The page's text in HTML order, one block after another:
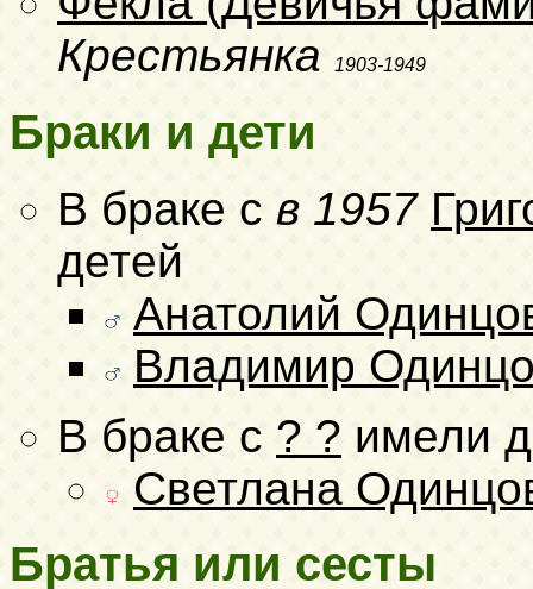
Крестьянка
1903-1949
Браки и дети
В браке с в 1957
детей
Анатолий
Владимир
В браке с ? ? имели
Светлана
Братья или сесты